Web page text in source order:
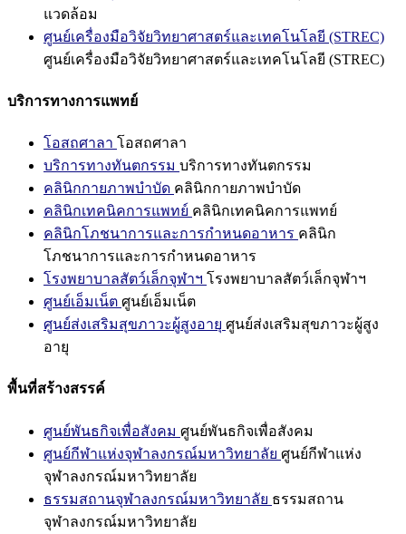
แวดล้อม
ศูนย์เครื่องมือวิจัยวิทยาศาสตร์และเทคโนโลยี (STREC)
ศูนย์เครื่องมือวิจัยวิทยาศาสตร์และเทคโนโลยี (STREC)
บริการทางการแพทย์
โอสถศาลา โอสถศาลา
บริการทางทันตกรรม บริการทางทันตกรรม
คลินิกกายภาพบำบัด คลินิกกายภาพบำบัด
คลินิกเทคนิคการแพทย์ คลินิกเทคนิคการแพทย์
คลินิกโภชนาการและการกำหนดอาหาร คลินิก
โภชนาการและการกำหนดอาหาร
โรงพยาบาลสัตว์เล็กจุฬาฯ โรงพยาบาลสัตว์เล็กจุฬาฯ
ศูนย์เอ็มเน็ต ศูนย์เอ็มเน็ต
ศูนย์ส่งเสริมสุขภาวะผู้สูงอายุ ศูนย์ส่งเสริมสุขภาวะผู้สูง
อายุ
พื้นที่สร้างสรรค์
ศูนย์พันธกิจเพื่อสังคม ศูนย์พันธกิจเพื่อสังคม
ศูนย์กีฬาแห่งจุฬาลงกรณ์มหาวิทยาลัย ศูนย์กีฬาแห่ง
จุฬาลงกรณ์มหาวิทยาลัย
ธรรมสถานจุฬาลงกรณ์มหาวิทยาลัย ธรรมสถาน
จุฬาลงกรณ์มหาวิทยาลัย